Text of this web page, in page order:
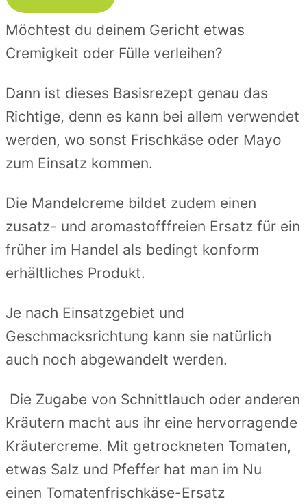
Möchtest du deinem Gericht etwas
Cremigkeit oder Fülle verleihen?
Dann ist dieses Basisrezept genau das
Richtige, denn es kann bei allem verwendet
werden, wo sonst Frischkäse oder Mayo
zum Einsatz kommen.
Die Mandelcreme bildet zudem einen
zusatz- und aromastofffreien Ersatz für ein
früher im Handel als bedingt konform
erhältliches Produkt.
Je nach Einsatzgebiet und
Geschmacksrichtung kann sie natürlich
auch noch abgewandelt werden.
Die Zugabe von Schnittlauch oder anderen
Kräutern macht aus ihr eine hervorragende
Kräutercreme. Mit getrockneten Tomaten,
etwas Salz und Pfeffer hat man im Nu
einen Tomatenfrischkäse-Ersatz